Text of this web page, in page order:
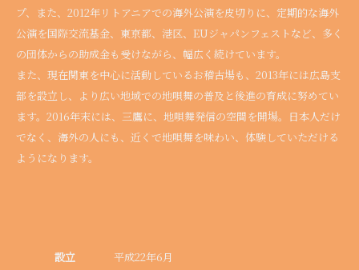
プ、また、2012年リトアニアでの海外公演を皮切りに、定期的な海外
公演を国際交流基金、東京都、港区、EUジャパンフェストなど、多く
の団体からの助成金も受けながら、幅広く続けています。
また、現在関東を中心に活動しているお稽古場も、2013年には広島支
部を設立し、より広い地域での地唄舞の普及と後進の育成に努めてい
ます。2016年末には、三鷹に、地唄舞発信の空間を開場。日本人だけ
でなく、海外の人にも、近くで地唄舞を味わい、体験していただける
ようになります。
設立 平成22年6月